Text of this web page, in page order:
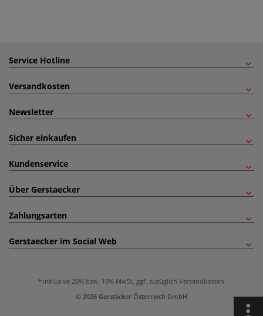
Service Hotline
Versandkosten
Newsletter
Sicher einkaufen
Kundenservice
Über Gerstaecker
Zahlungsarten
Gerstaecker im Social Web
inklusive 20% bzw. 10% MwSt, ggf. zuzüglich Versandkosten.
© 2026 Gerstäcker Österreich GmbH